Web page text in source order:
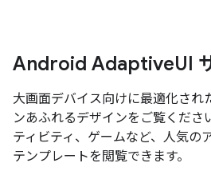
Android AdaptiveUI
大画面デバイス向けに最適化され
ンあふれるデザインをご覧くださ
ティビティ、ゲームなど、人気の
テンプレートを閲覧できます。